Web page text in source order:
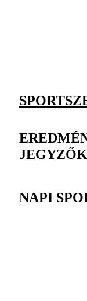
NAPI